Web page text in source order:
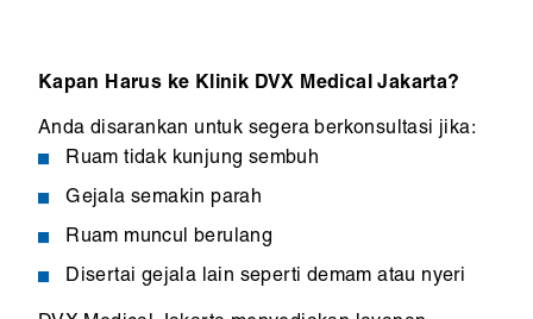
Kapan Harus ke Klinik DVX Medical Jakarta?
Anda disarankan untuk segera berkonsultasi jika:
Ruam tidak kunjung sembuh
Gejala semakin parah
Ruam muncul berulang
Disertai gejala lain seperti demam atau nyeri